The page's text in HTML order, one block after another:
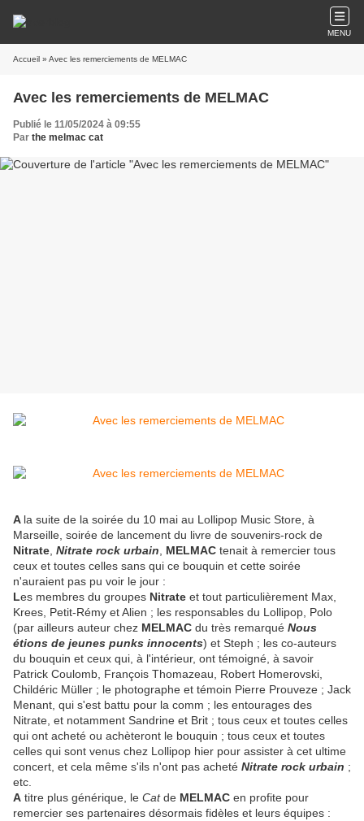
MENU
Accueil » Avec les remerciements de MELMAC
Avec les remerciements de MELMAC
Publié le 11/05/2024 à 09:55
Par the melmac cat
A la suite de la soirée du 10 mai au Lollipop Music Store, à
Marseille, soirée de lancement du livre de souvenirs-rock de
Nitrate Nitrate rock urbain MELMAC tenait à remercier tous
ceux et toutes celles sans qui ce bouquin et cette soirée
n'auraient pas pu voir le jour :
Les membres du groupes Nitrate et tout particulièrement Max,
Krees, Petit-Rémy et Alien ; les responsables du Lollipop, Polo
(par ailleurs auteur chez MELMAC du très remarqué Nous
étions de jeunes punks innocents) et Steph ; les co-auteurs
du bouquin et ceux qui, à l'intérieur, ont témoigné, à savoir
Patrick Coulomb, François Thomazeau, Robert Homerovski,
Childéric Müller ; le photographe et témoin Pierre Prouveze ; Jack
Menant, qui s'est battu pour la comm ; les entourages des
Nitrate, et notamment Sandrine et Brit ; tous ceux et toutes celles
qui ont acheté ou achèteront le bouquin ; tous ceux et toutes
celles qui sont venus chez Lollipop hier pour assister à cet ultime
concert, et cela même s'ils n'ont pas acheté Nitrate rock urbain ;
etc.
A titre plus générique, le Catde MELMAC en profite pour
remercier ses partenaires désormais fidèles et leurs équipes :